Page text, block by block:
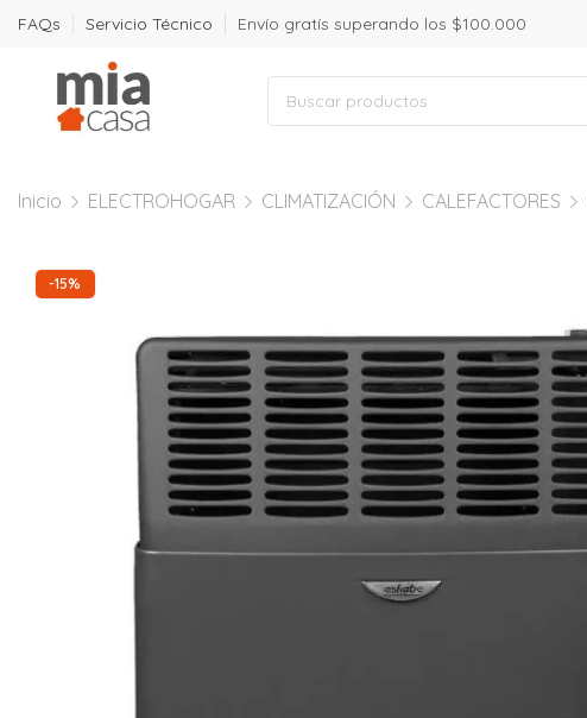
FAQs Servicio Técnico Envío gratís superando los $100.000
Inicio ELECTROHOGAR CLIMATIZACIÓN CALEFACTORES
-15%